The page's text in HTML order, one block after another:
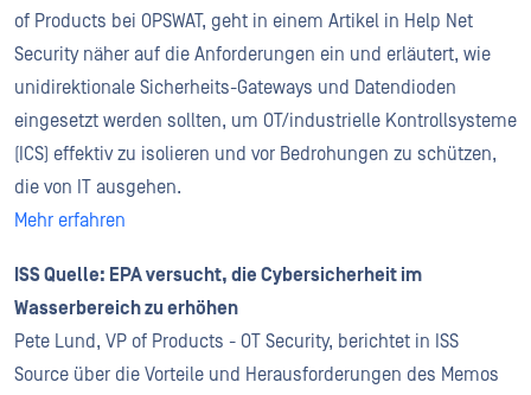
of Products bei OPSWAT, geht in einem Artikel in Help Net
Security näher auf die Anforderungen ein und erläutert, wie
unidirektionale Sicherheits-Gateways und Datendioden
eingesetzt werden sollten, um OT/industrielle Kontrollsysteme
(ICS) effektiv zu isolieren und vor Bedrohungen zu schützen,
die von IT ausgehen.
Mehr erfahren
ISS Quelle: EPA versucht, die Cybersicherheit im
Wasserbereich zu erhöhen
Pete Lund, VP of Products - OT Security, berichtet in ISS
Source über die Vorteile und Herausforderungen des Memos